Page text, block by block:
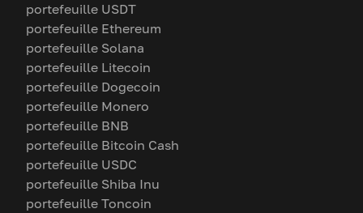
portefeuille USDT
portefeuille Ethereum
portefeuille Solana
portefeuille Litecoin
portefeuille Dogecoin
portefeuille Monero
portefeuille BNB
portefeuille Bitcoin Cash
portefeuille USDC
portefeuille Shiba Inu
portefeuille Toncoin